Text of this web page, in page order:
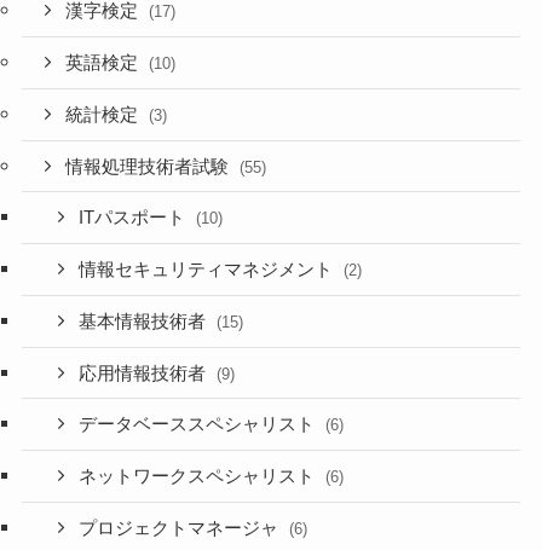
漢字検定 (17)
英語検定 (10)
統計検定 (3)
情報処理技術者試験 (55)
ITパスポート (10)
情報セキュリティマネジメント (2)
基本情報技術者 (15)
応用情報技術者 (9)
データベーススペシャリスト (6)
ネットワークスペシャリスト (6)
プロジェクトマネージャ (6)